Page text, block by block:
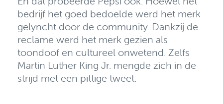
bedrijf het goed bedoelde werd het merk
gelyncht door de community. Dankzij de
reclame werd het merk gezien als
toondoof en cultureel onwetend. Zelfs
Martin Luther King Jr. mengde zich in de
strijd met een pittige tweet: